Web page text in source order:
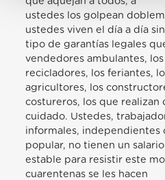
ustedes los golpean
ustedes viven el día a día
tipo de garantías legales
vendedores ambulantes, los
recicladores, los feriantes,
agricultores, los
costureros, los que realizan
cuidado. Ustedes,
informales, independientes
popular, no tienen un salario
estable para resistir este
cuarentenas se les hacen